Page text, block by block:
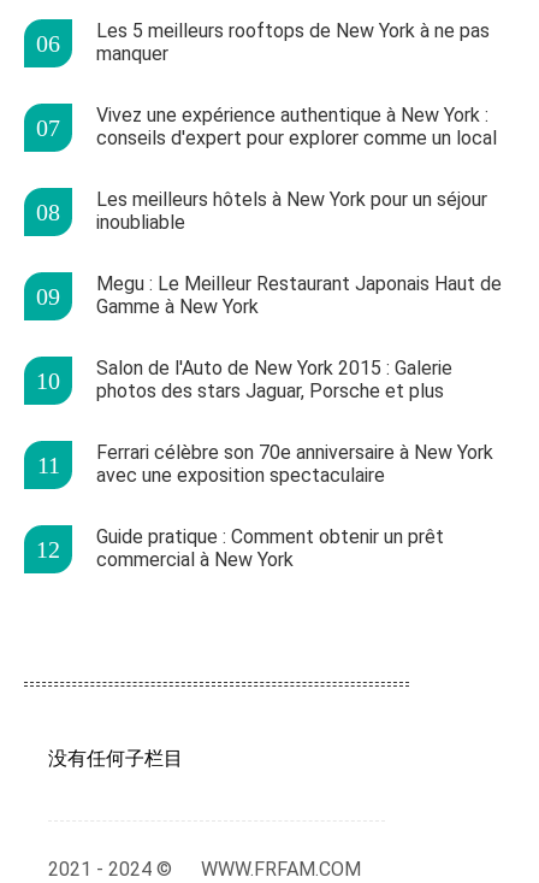
Les 5 meilleurs rooftops de New York à ne pas
manquer
Vivez une expérience authentique à New York :
conseils d'expert pour explorer comme un local
Les meilleurs hôtels à New York pour un séjour
inoubliable
Megu : Le Meilleur Restaurant Japonais Haut de
Gamme à New York
Salon de l'Auto de New York 2015 : Galerie
photos des stars Jaguar, Porsche et plus
Ferrari célèbre son 70e anniversaire à New York
avec une exposition spectaculaire
Guide pratique : Comment obtenir un prêt
commercial à New York
没有任何子栏目
2021 - 2024 © WWW.FRFAM.COM